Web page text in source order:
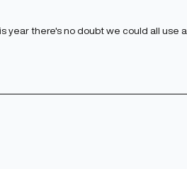
year there's no doubt we could all use a